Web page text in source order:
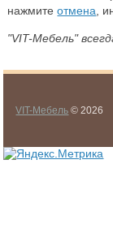
нажмитеотмена ,
"VIT-Мебель"
VIT-Мебель © 2026